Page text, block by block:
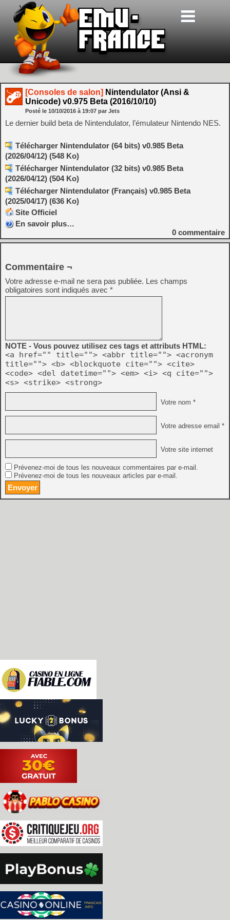
[Consoles de salon] Nintendulator (Ansi &
Unicode) v0.975 Beta (2016/10/10)
Posté le 10/10/2016 à 19:07 par Jets
Le dernier build beta de Nintendulator, l’émulateur Nintendo NES.
Télécharger Nintendulator (64 bits) v0.985 Beta
(2026/04/12) (548 Ko)
Télécharger Nintendulator (32 bits) v0.985 Beta
(2026/04/12) (504 Ko)
Télécharger Nintendulator (Français) v0.985 Beta
(2025/04/17) (636 Ko)
Site Officiel
En savoir plus…
0 commentaire
Commentaire ¬
Votre adresse e-mail ne sera pas publiée. Les champs
obligatoires sont indiqués avec *
NOTE - Vous pouvez utilisez ces tags et attributs HTML:
<a href="" title=""> <abbr title=""> <acronym
title=""> <b> <blockquote cite=""> <cite>
<code> <del datetime=""> <em> <i> <q cite="">
<s> <strike> <strong>
Votre nom *
Votre adresse email *
Votre site internet
Prévenez-moi de tous les nouveaux commentaires par e-mail.
Prévenez-moi de tous les nouveaux articles par e-mail.